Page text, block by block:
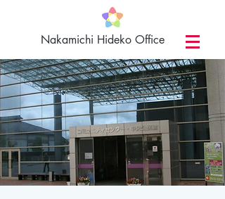
​Nakamichi Hideko Office